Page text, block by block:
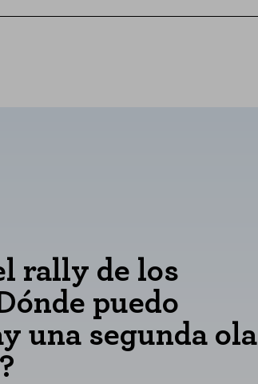
rally de los
puedo
una segunda ola